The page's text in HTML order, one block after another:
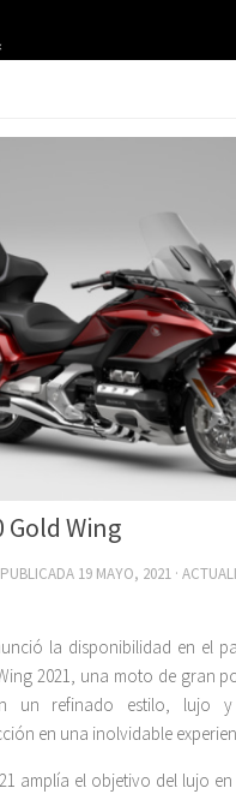
Gold Wing
PUBLICADA 19 MAYO, 2021 ·
la disponibilidad en el
2021, una moto de gran
un refinado estilo, lujo
en una inolvidable
amplía el objetivo del lujo